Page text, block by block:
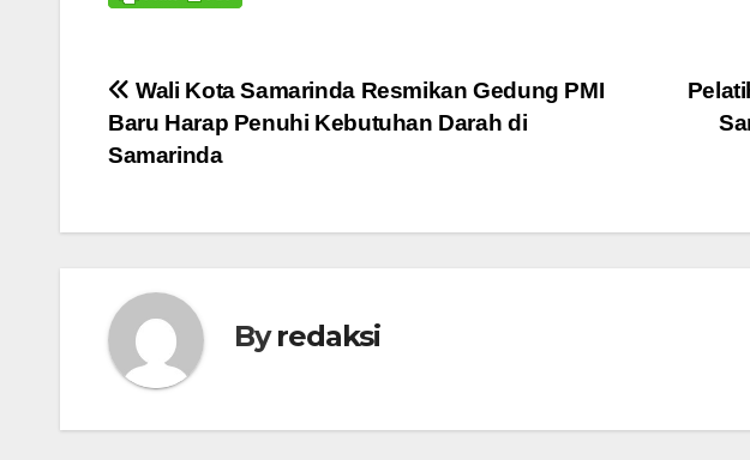
Navigasi
pos
Wali Kota Samarinda Resmikan Gedung PMI
Baru Harap Penuhi Kebutuhan Darah di
Samarinda
Byredaksi